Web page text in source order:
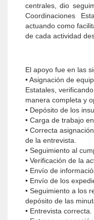
centrales, dio
Coordinaciones
actuando como
de cada actividad
El apoyo fue en las
• Asignación de
Estatales,
manera completa y
• Depósito de los
• Carga de trabajo
• Correcta
de la entrevista.
• Seguimiento al
• Verificación de la
• Envío de
• Envío de los
• Seguimiento a los
depósito de las
• Entrevista correcta.